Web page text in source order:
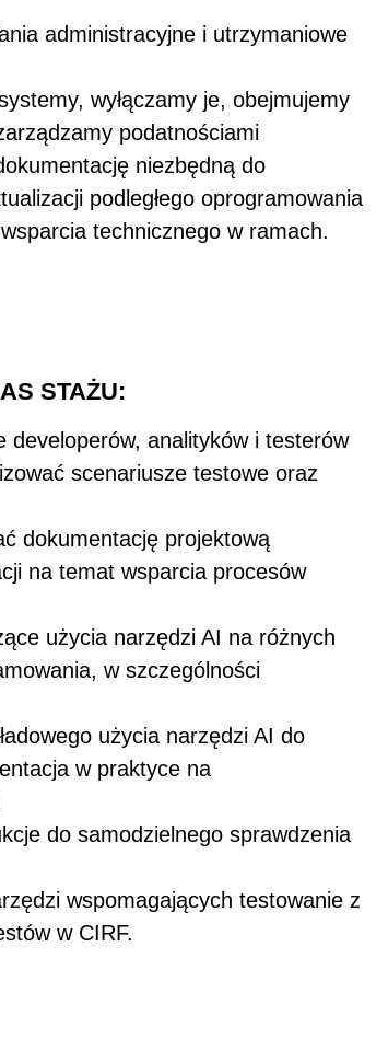
administracyjne i utrzymaniowe
wyłączamy je, obejmujemy
podatnościami
niezbędną do
podległego oprogramowania
technicznego w ramach.
STAŻU:
developerów, analityków i testerów
scenariusze testowe oraz
dokumentację projektową
na temat wsparcia procesów
użycia narzędzi AI na różnych
w szczególności
użycia narzędzi AI do
w praktyce na
do samodzielnego sprawdzenia
wspomagających testowanie z
w CIRF.